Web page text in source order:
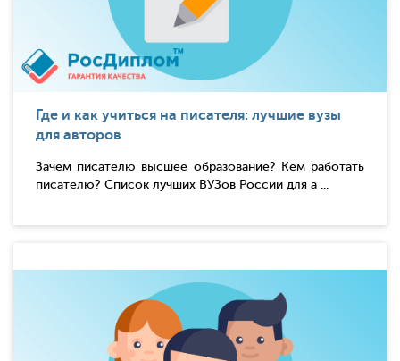
Где и как учиться на писателя: лучшие вузы
для авторов
Зачем писателю высшее образование? Кем работать
писателю? Список лучших ВУЗов России для а ...